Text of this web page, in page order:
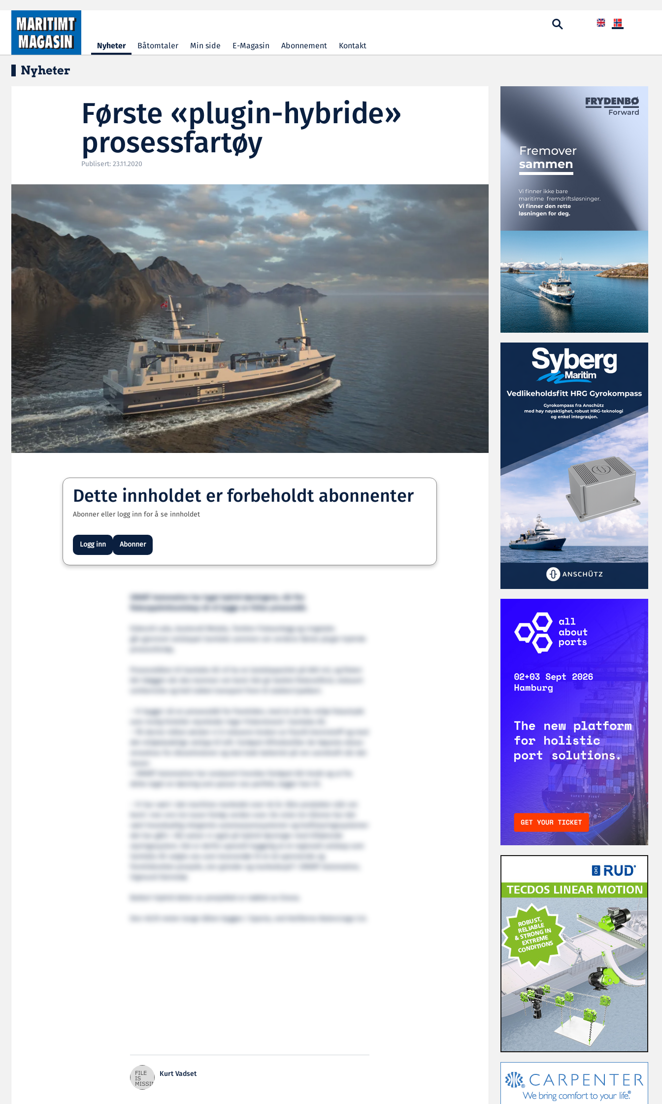
Hopp til hovedinnhold
Nyheter Båtomtaler Min side E-Magasin Abonnement Kontakt
Nyheter
Første «plugin-hybride»
prosessfartøy
Publisert: 23.11.2020
Dette innholdet er forbeholdt abonnenter
Abonner eller logg inn for å se innholdet
Logg inn Abonner
SMART Automation har laget hybrid-løsningene, når fire
fiskeoppdrettsselskap nå vil bygge en felles prosessbåt.
Eidesvik Laks, Austevoll Melaks, Tombre Fiskeanlegg og Lingalaks
går gjennom selskapet Samlaks sammen om verdens første plugin hybride
prosessfartøy.
Prosessbåten til Samlaks AS vil ha en lastekapasitet på 600 m3, og fisken
blir bløgget når den kommer om bord. Det gir bedret fiskevelferd, redusert
smitterisiko og helt lukket transport frem til slakteri/pakkeri.
– Vi bygger nå en prosessbåt for framtiden, med et så lite miljø-fotavtrykk
som mulig forteller styreleder Ingar Fiskerstrand i Samlaks AS.
– På denne måten ønsker vi å redusere bruken av fossilt brennstoff og med
det miljøskadelige utslipp til luft. Fartøyet tilfredsstiller de høyeste eksos-
– SMART Automation har analysert hvordan fartøyet blir brukt og ut fra
dette laget en løsning som passer oss perfekt, legger han til.
– Vi har vært i det maritime markedet over 40 år. Våre produkter står om
bord i mer enn tre tusen fartøy verden over. De siste tre tiårene har det
vært hovedsaklig integrerte automasjonssystemer og kraftstyringssystemer
det har gått i. Nå satser vi også på hybrid-løsninger med tilhørende
styringssystem. Det er derfor spesielt hyggelig at et regionalt selskap som
Samlaks AS valgte oss som leverandør til et så spennende og
fremtidsrettet prosjekt, sier gründer og markedssjef i SMART Automation,
Sigmund Steinsbø.
Batteri-hybrid delen av prosjektet er støttet av Enova.
Den 49,70 meter lange båten bygges i Spania, ved Astilleros Balenciaga S.A.
Kurt Vadset